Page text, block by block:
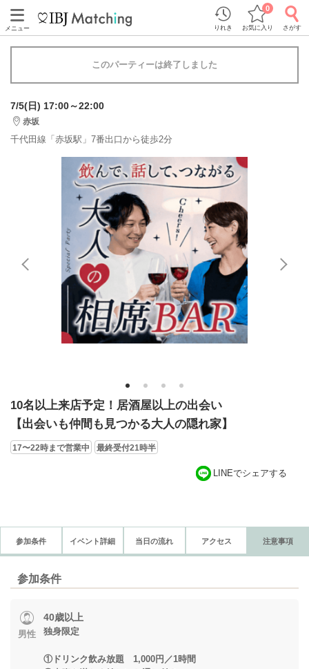
メニュー りれき お気に入り
0
さがす
このパーティーは終了しました
7/5(日) 17:00～22:00
赤坂
千代田線「赤坂駅」7番出口から徒歩2分
1 2 3 4
10名以上来店予定！居酒屋以上の出会い
【出会いも仲間も見つかる大人の隠れ家】
17〜22時まで営業中 最終受付21時半
LINEでシェアする
参加条件 イベント詳細 当日の流れ アクセス 注意事項
参加条件
男性
40歳以上
独身限定
①ドリンク飲み放題 1,000円／1時間